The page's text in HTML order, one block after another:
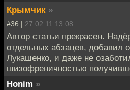
Крымчик »
#36 | 27.02.11 13:08
Автор статьи прекрасен.
отдельных абзацев, добавил
Лукашенко, и даже не
шизофреничностью
Honim »